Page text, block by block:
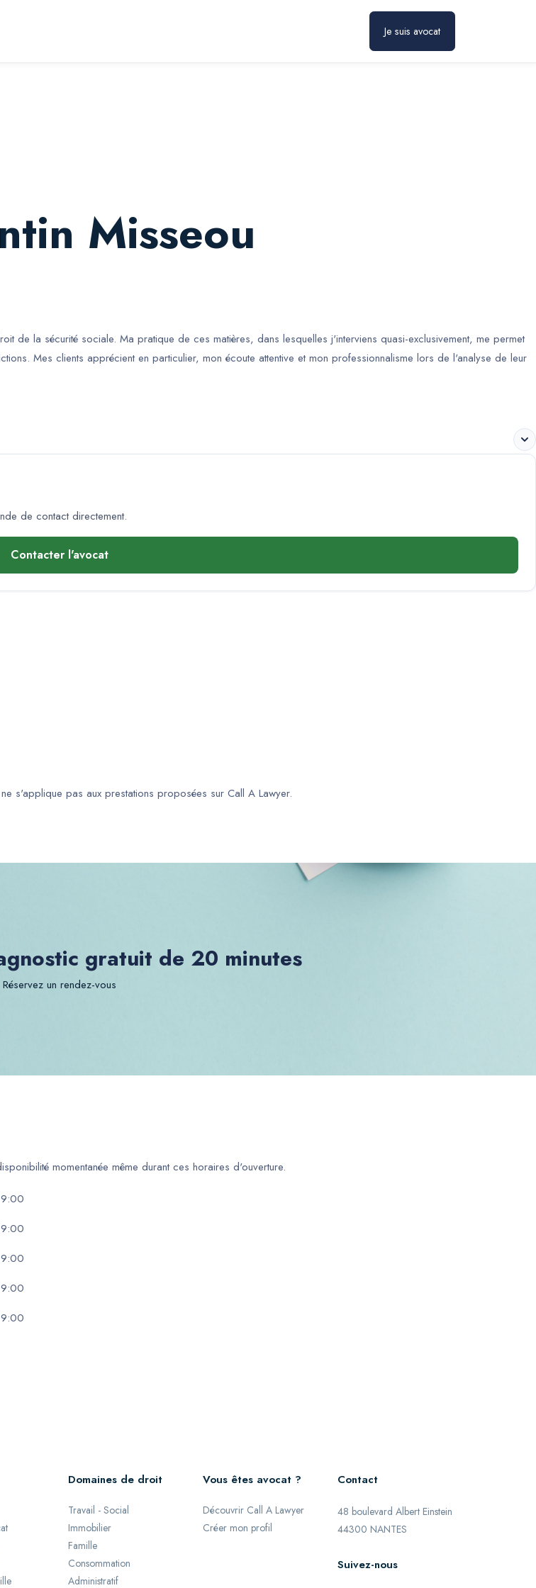
Je suis avocat
Misseou
de la sécurité sociale. Ma pratique de ces matières, dans lesquelles j'interviens quasi-exclusivement, me permet
Mes clients apprécient en particulier, mon écoute attentive et mon professionnalisme lors de l'analyse de leur
de contact directement.
Contacter l'avocat
s'applique pas aux prestations proposées sur Call A Lawyer.
gratuit de 20 minutes
Réservez un rendez-vous
momentanée même durant ces horaires d'ouverture.
Domaines de droit
Travail - Social
Immobilier
Famille
Consommation
Administratif
Vous êtes avocat ?
Découvrir Call A Lawyer
Créer mon profil
Contact
48 boulevard Albert Einstein
44300 NANTES
Suivez-nous